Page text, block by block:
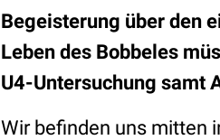
Begeisterung über den
Leben des Bobbeles
U4-Untersuchung samt
Wir befinden uns mitten